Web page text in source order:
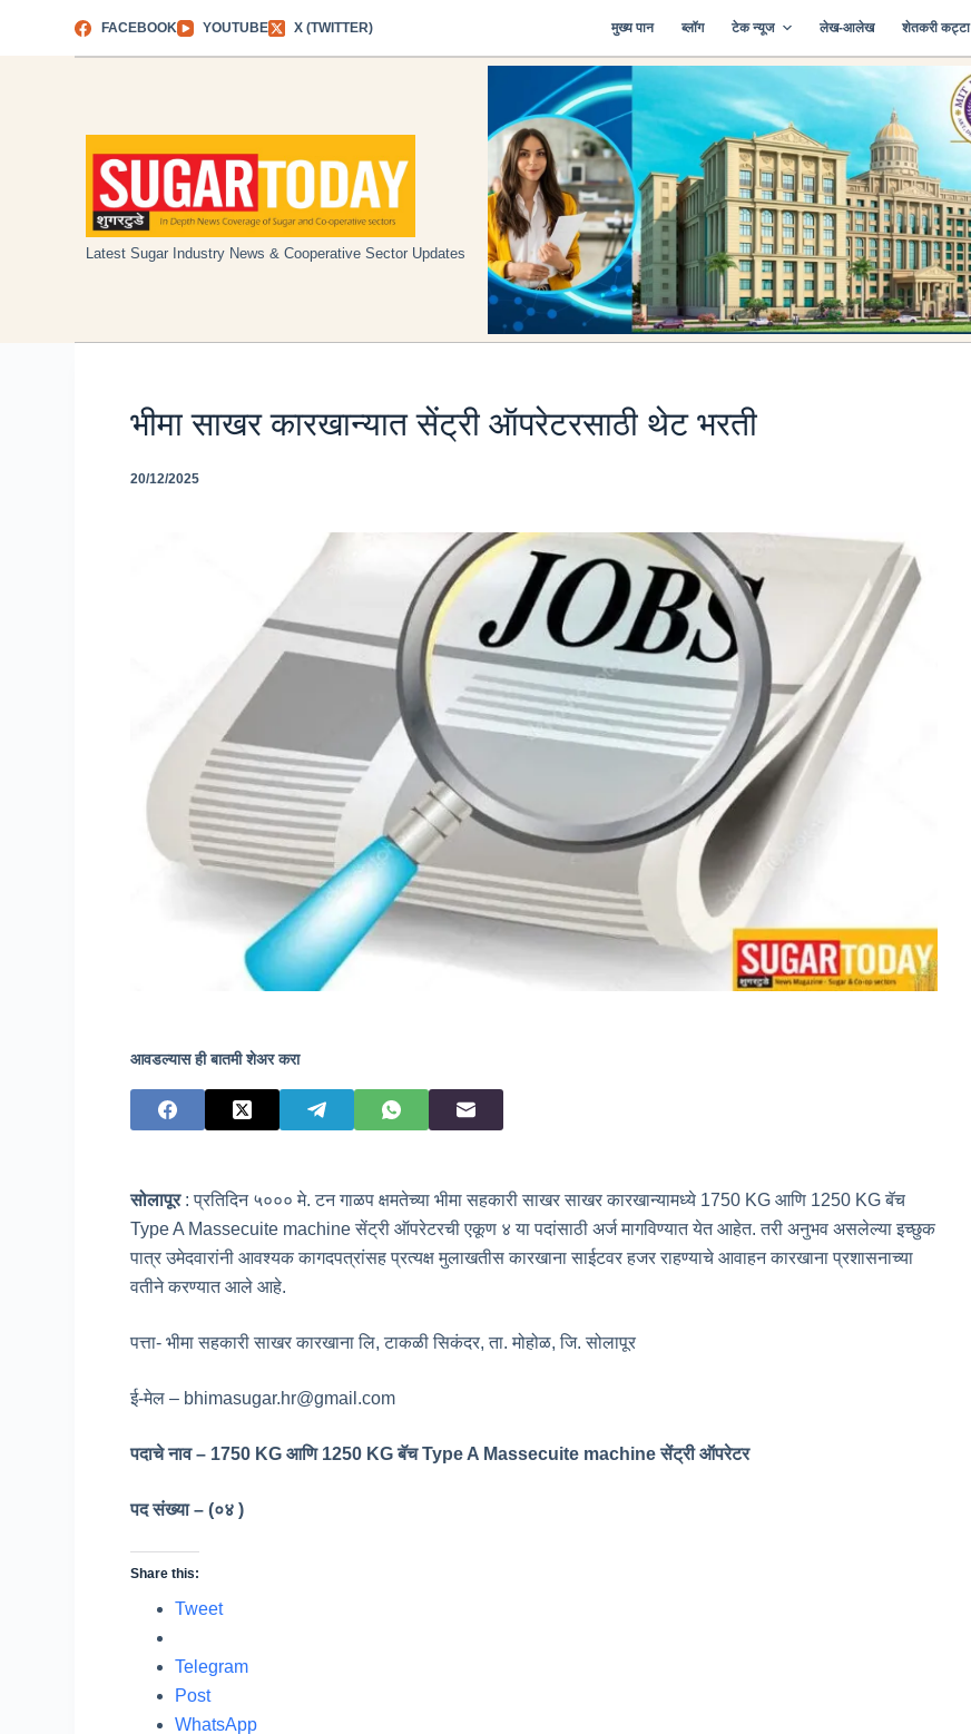
FACEBOOK YOUTUBE X (TWITTER) मुख्य पान ब्लॉग टेक न्यूज लेख-आलेख शेतकरी कट्टा
Latest Sugar Industry News & Cooperative Sector Updates
भीमा साखर कारखान्यात सेंट्री ऑपरेटरसाठी थेट भरती
20/12/2025
आवडल्यास ही बातमी शेअर करा
सोलापूर : प्रतिदिन ५००० मे. टन गाळप क्षमतेच्या भीमा सहकारी साखर साखर कारखान्यामध्ये 1750 KG आणि 1250 KG बॅच
Type A Massecuite machine सेंट्री ऑपरेटरची एकूण ४ या पदांसाठी अर्ज मागविण्यात येत आहेत. तरी अनुभव असलेल्या इच्छुक
पात्र उमेदवारांनी आवश्यक कागदपत्रांसह प्रत्यक्ष मुलाखतीस कारखाना साईटवर हजर राहण्याचे आवाहन कारखाना प्रशासनाच्या
वतीने करण्यात आले आहे.
पत्ता- भीमा सहकारी साखर कारखाना लि, टाकळी सिकंदर, ता. मोहोळ, जि. सोलापूर
ई-मेल – bhimasugar.hr@gmail.com
पदाचे नाव – 1750 KG आणि 1250 KG बॅच Type A Massecuite machine सेंट्री ऑपरेटर
पद संख्या – (०४ )
Share this:
Tweet
Telegram
Post
WhatsApp